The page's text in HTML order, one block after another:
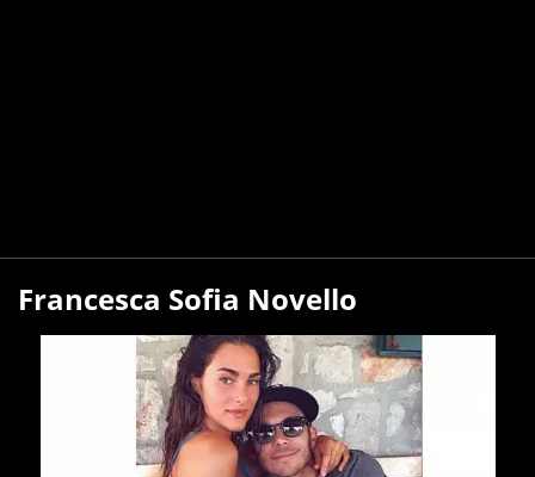
Francesca Sofia Novello